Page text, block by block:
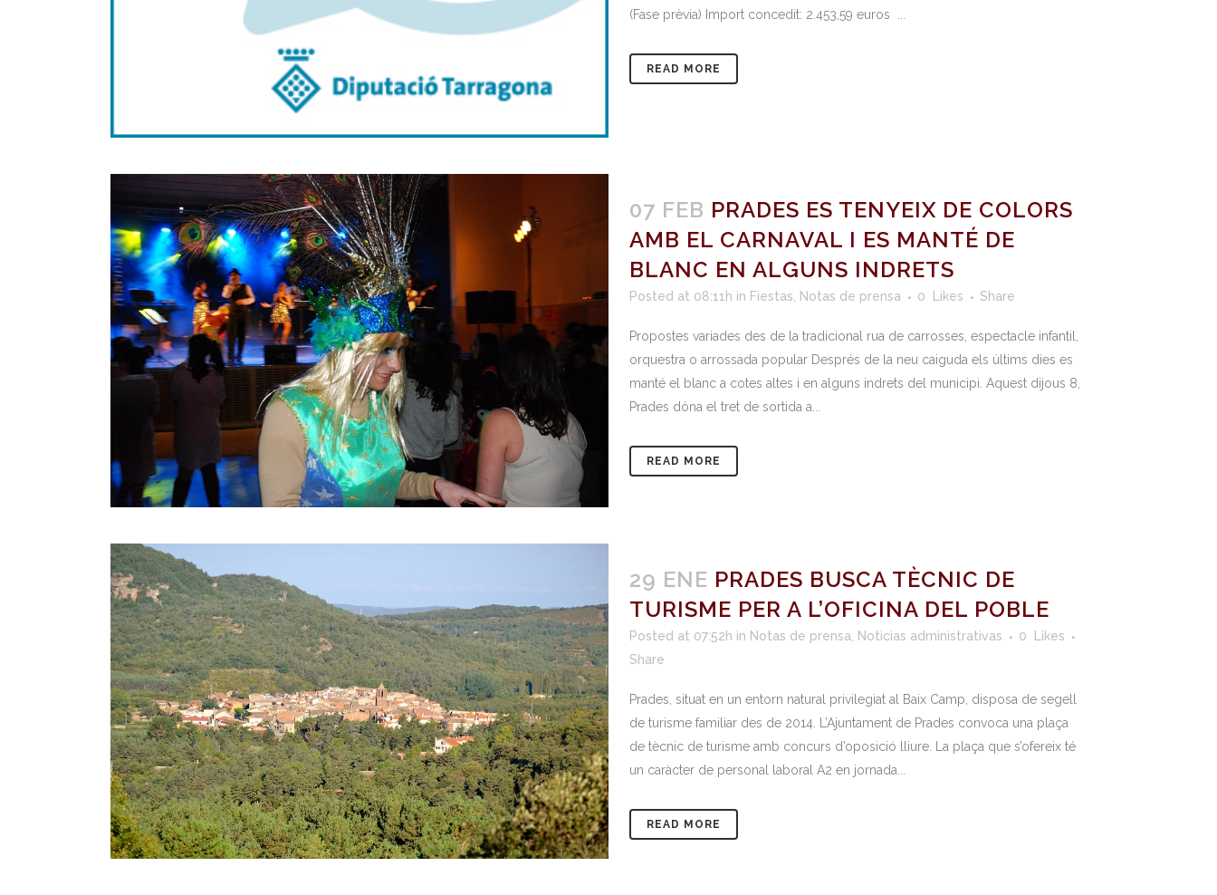
(Fase prèvia) Import concedit: 2.453,59 euros ...
READ MORE
07 FEB PRADES ES TENYEIX DE COLORS
AMB EL CARNAVAL I ES MANTÉ DE
BLANC EN ALGUNS INDRETS
Posted at 08:11h in Fiestas Notas de prensa 0 Likes Share
Propostes variades des de la tradicional rua de carrosses, espectacle infantil,
orquestra o arrossada popular Després de la neu caiguda els últims dies es
manté el blanc a cotes altes i en alguns indrets del municipi. Aquest dijous 8,
Prades dóna el tret de sortida a...
READ MORE
29 ENE PRADES BUSCA TÈCNIC DE
TURISME PER A L’OFICINA DEL POBLE
Posted at 07:52h in Notas de prensa Noticias administrativas 0
Likes
Share
Prades, situat en un entorn natural privilegiat al Baix Camp, disposa de segell
de turisme familiar des de 2014. L’Ajuntament de Prades convoca una plaça
de tècnic de turisme amb concurs d’oposició lliure. La plaça que s’ofereix té
un caràcter de personal laboral A2 en jornada...
READ MORE